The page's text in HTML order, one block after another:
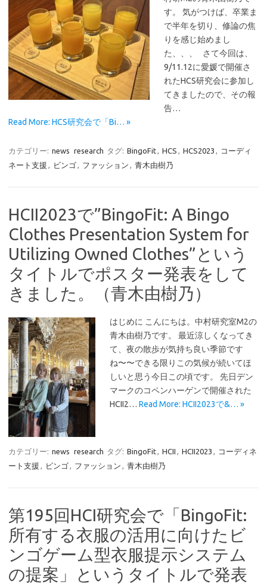
す。 気がつけば、卒業ま
で半年を切り、修論の焦
りを感じ始めまし
た、、、 さて今回は、
9/11.12に愛媛で開催さ
れたHCS研究会に参加し
てきましたので、その報
告…
Read More: HCS研究会で「Bi… »
カテゴリー: news research タグ: BingoFit, HCS , HCS2023 , コーディ
ネート支援 , ビンゴ, ファッション , 青木由樹乃
HCII2023で”BingoFit: A Bingo
Clothes Presentation System for
Utilizing Owned Clothes”という
タイトルでポスター発表をして
きました。（青木由樹乃）
はじめに こんにちは。中村研究室M2の
青木由樹乃です。 最近涼しくなってき
て、夜の散歩が気持ち良い季節です
ね〜〜できる限りこの気候が続いてほ
しいと思う今日この頃です。 先日デン
マークのコペンハーゲンで開催された
HCII2… Read More: HCII2023で&… »
カテゴリー: news research タグ: BingoFit, HCII , HCII2023 , コーディネ
ート支援 , ビンゴ, ファッション , 青木由樹乃
第195回HCI研究会で「BingoFit:
所有する衣服の活用に向けたビ
ンゴゲーム型衣服提示システム
の提案」というタイトルで発表